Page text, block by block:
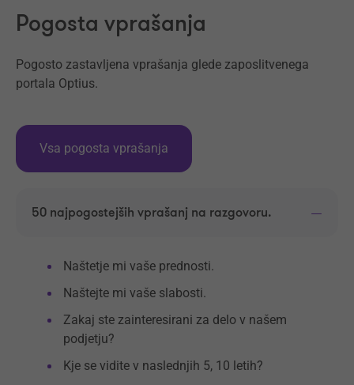
Pogosta vprašanja
Pogosto zastavljena vprašanja glede zaposlitvenega
portala Optius.
Vsa pogosta vprašanja
50 najpogostejših vprašanj na razgovoru.
Naštetje mi vaše prednosti.
Naštejte mi vaše slabosti.
Zakaj ste zainteresirani za delo v našem
podjetju?
Kje se vidite v naslednjih 5, 10 letih?